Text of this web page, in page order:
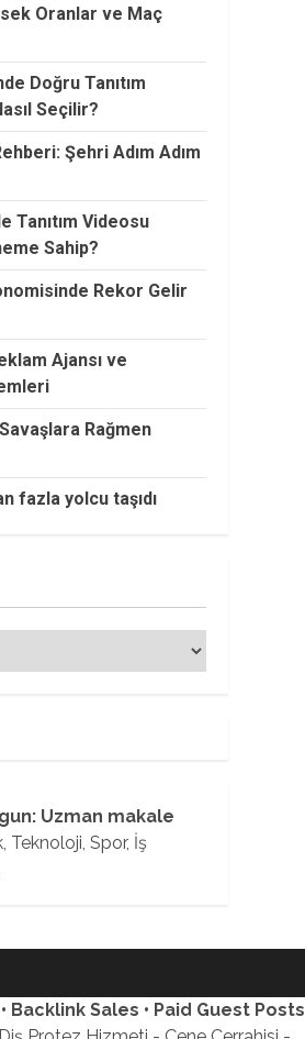
Oranlar ve Maç
Doğru Tanıtım
Seçilir?
Şehri Adım Adım
Tanıtım Videosu
Sahip?
Rekor Gelir
Ajansı ve
Rağmen
fazla yolcu taşıdı
Uzman makale
Teknoloji, Spor, İş
Sales • Paid Guest Posts